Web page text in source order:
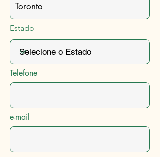
Estado
Telefone
e-mail